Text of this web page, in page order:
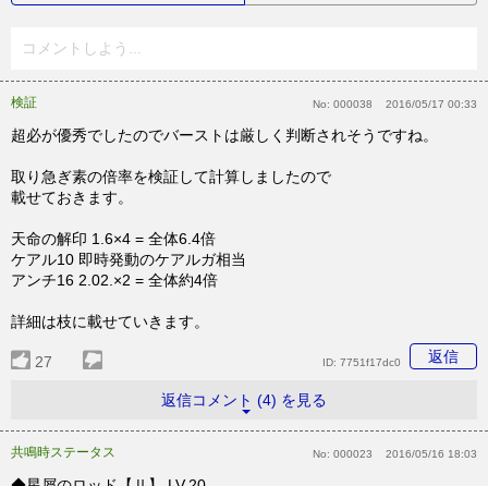
コメントしよう...
検証 No: 000038 2016/05/17 00:33
超必が優秀でしたのでバーストは厳しく判断されそうですね。
取り急ぎ素の倍率を検証して計算しましたので
載せておきます。
天命の解印 1.6×4 = 全体6.4倍
ケアル10 即時発動のケアルガ相当
アンチ16 2.02.×2 = 全体約4倍
詳細は枝に載せていきます。
27 返信
ID: 7751f17dc0
返信コメント (4) を見る
共鳴時ステータス No: 000023 2016/05/16 18:03